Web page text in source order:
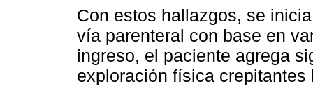
Con estos hallazgos, se
vía parenteral con base en
ingreso, el paciente agrega
exploración física